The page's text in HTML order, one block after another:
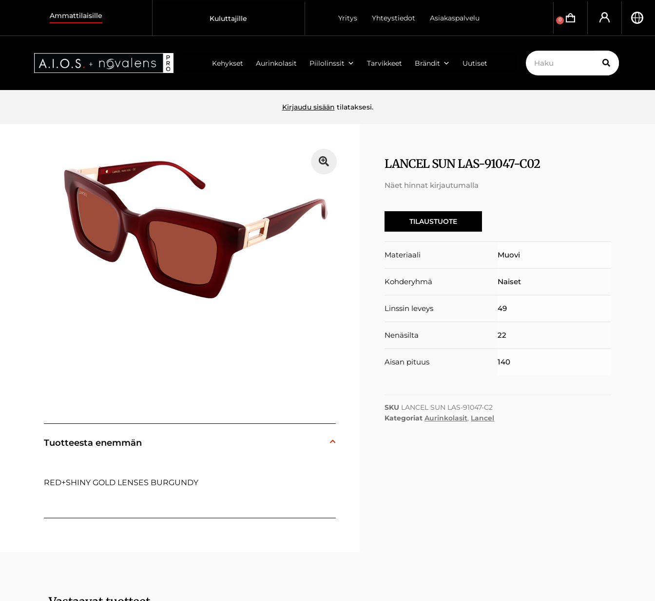
Ammattilaisille Kuluttajille Yritys Yhteystiedot Asiakaspalvelu 0
Kehykset Aurinkolasit Piilolinssit Tarvikkeet Brändit Uutiset
Kirjaudu sisään tilataksesi.
LANCEL SUN LAS-91047-C02
Näet hinnat kirjautumalla
TILAUSTUOTE
Materiaali Muovi
Kohderyhmä Naiset
Linssin leveys 49
Nenäsilta 22
Aisan pituus 140
SKU LANCEL SUN LAS-91047-C2
Kategoriat Aurinkolasit, Lancel
Tuotteesta enemmän
RED+SHINY GOLD LENSES BURGUNDY